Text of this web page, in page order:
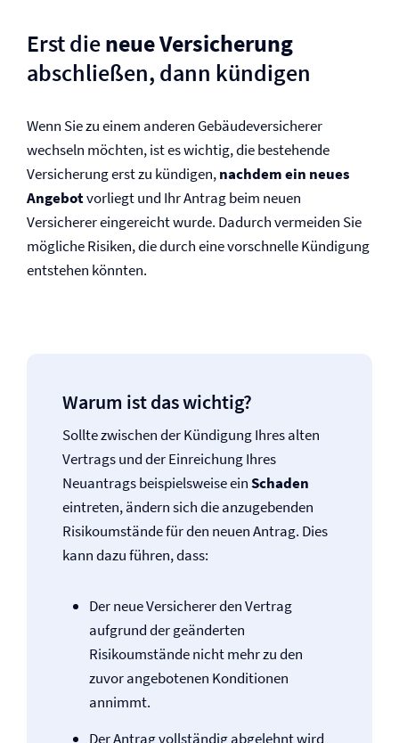
Erst dieneue Versicherung
abschließen, dann kündigen
Wenn Sie zu einem anderen Gebäude­versicherer
wechseln möchten, ist es wichtig, die bestehende
Versicherung erst zu kündigen,nachdem ein neues
Angebotvorliegt und Ihr Antrag beim neuen
Versicherer eingereicht wurde. Dadurch vermeiden Sie
mögliche Risiken, die durch eine vorschnelle Kündigung
entstehen könnten.
Warum ist das wichtig?
Sollte zwischen der Kündigung Ihres alten
Vertrags und der Einreichung Ihres
Neuantrags beispielsweise einSchaden
eintreten, ändern sich die anzugebenden
Risikoumstände für den neuen Antrag. Dies
kann dazu führen, dass:
Der neue Versicherer den Vertrag
aufgrund der geänderten
Risikoumstände nicht mehr zu den
zuvor angebotenen Konditionen
annimmt.
Der Antrag vollständig abgelehnt wird